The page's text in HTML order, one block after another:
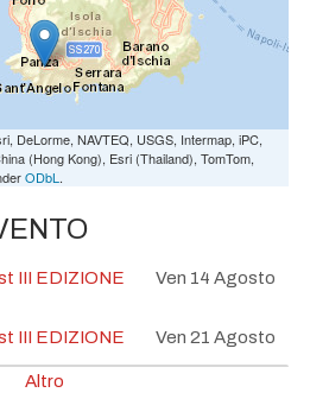
DeLorme, NAVTEQ, USGS, Intermap, iPC,
(Hong Kong), Esri (Thailand), TomTom,
ODbL.
III EDIZIONE
Ven 14 Agosto
III EDIZIONE
Ven 21 Agosto
Altro